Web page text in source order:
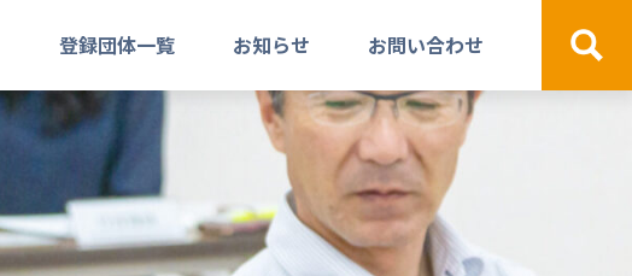
登録団体一覧 お知らせ お問い合わせ
検索